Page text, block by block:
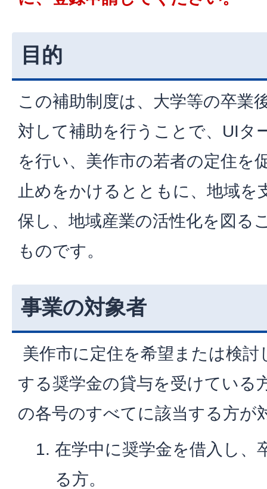
目的
この補助制度は、大学等の卒業
対して補助を行うことで、UIタ
を行い、美作市の若者の定住を
止めをかけるとともに、地域を
保し、地域産業の活性化を図る
ものです。
事業の対象者
美作市に定住を希望または検
する奨学金の貸与を受けている
の各号のすべてに該当する方が
在学中に奨学金を借入し、
る方。